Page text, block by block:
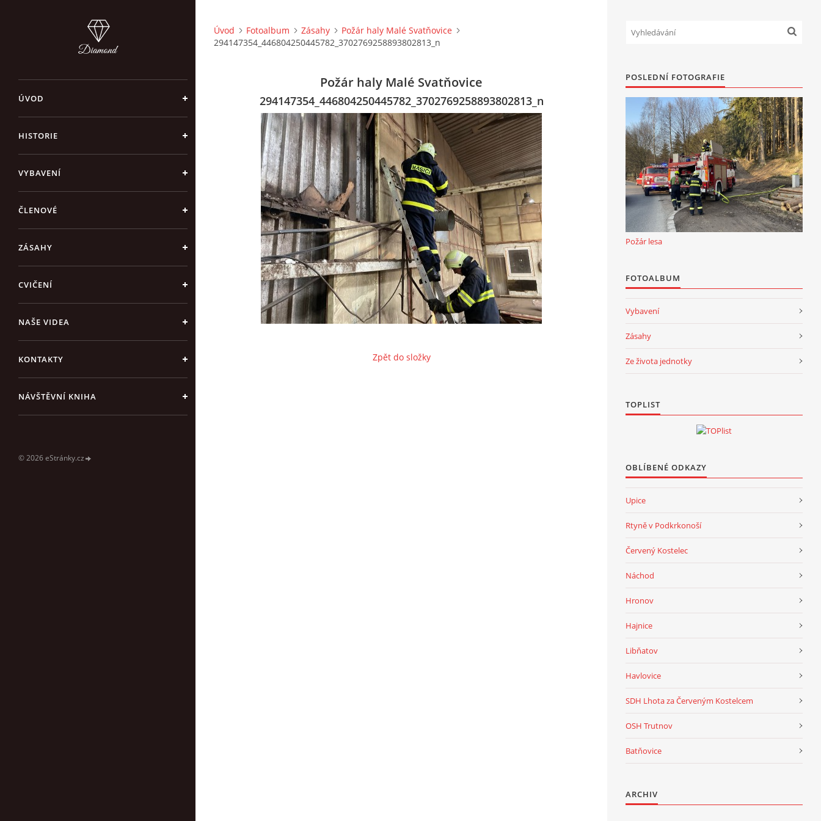
ÚVOD
HISTORIE
VYBAVENÍ
ČLENOVÉ
ZÁSAHY
CVIČENÍ
NAŠE VIDEA
KONTAKTY
NÁVŠTĚVNÍ KNIHA
© 2026 eStránky.cz
Úvod Fotoalbum Zásahy
Požár haly Malé Svatňovice
294147354_446804250445782_3702769258893802813_n
Požár haly Malé Svatňovice
294147354_446804250445782_3702769258893802813_n
Zpět do složky
POSLEDNÍ FOTOGRAFIE
Požár lesa
FOTOALBUM
Vybavení
Zásahy
Ze života jednotky
TOPLIST
OBLÍBENÉ ODKAZY
Upice
Rtyně v Podkrkonoší
Červený Kostelec
Náchod
Hronov
Hajnice
Libňatov
Havlovice
SDH Lhota za Červeným Kostelcem
OSH Trutnov
Batňovice
ARCHIV